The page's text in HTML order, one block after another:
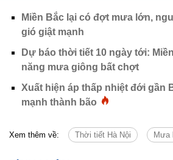
Miền Bắc lại có đợt mưa lớn,
gió giật mạnh
Dự báo thời tiết 10 ngày tới:
năng mưa giông bất chợt
Xuất hiện áp thấp nhiệt đới gần
mạnh thành bão
Xem thêm về: Thời tiết Hà Nội Mưa